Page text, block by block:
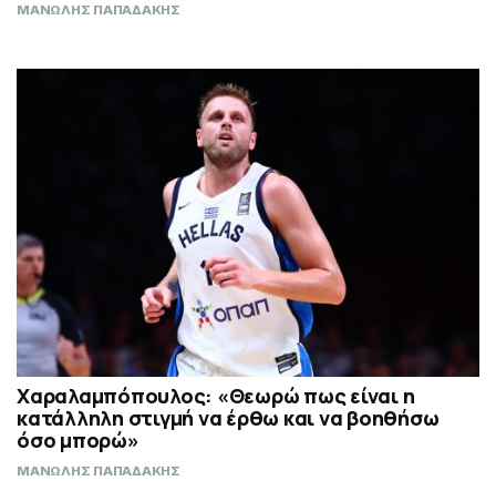
ΜΑΝΩΛΗΣ ΠΑΠΑΔΑΚΗΣ
Χαραλαμπόπουλος: «Θεωρώ πως είναι η
κατάλληλη στιγμή να έρθω και να βοηθήσω
όσο μπορώ»
ΜΑΝΩΛΗΣ ΠΑΠΑΔΑΚΗΣ